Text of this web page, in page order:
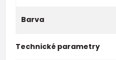
Barva
Technické parametry